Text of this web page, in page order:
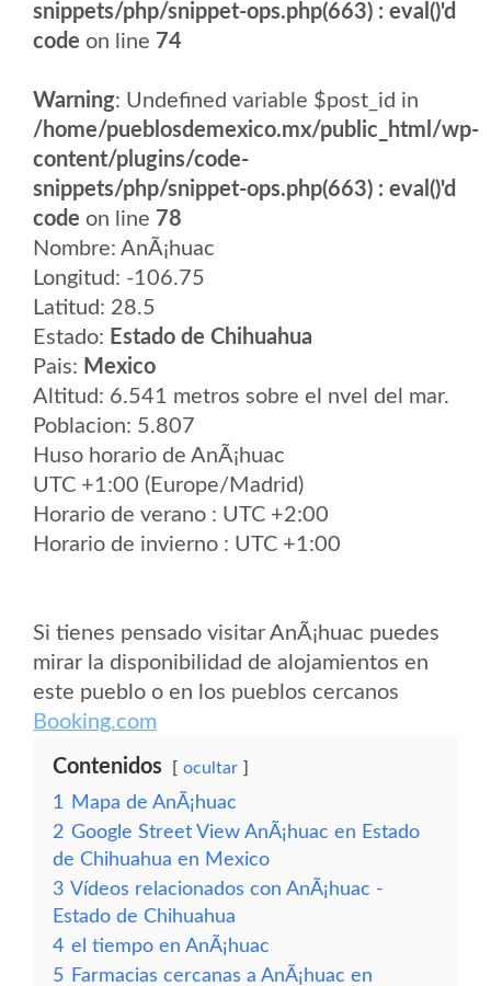
snippets/php/snippet-ops.php(663) : eval()'d
code on line 74
Warning: Undefined variable $post_id in
/home/pueblosdemexico.mx/public_html/wp-
content/plugins/code-
snippets/php/snippet-ops.php(663) : eval()'d
code on line 78
Nombre: AnÃ¡huac
Longitud: -106.75
Latitud: 28.5
Estado: Estado de Chihuahua
Pais: Mexico
Altitud: 6.541 metros sobre el nvel del mar.
Poblacion: 5.807
Huso horario de AnÃ¡huac
UTC +1:00 (Europe/Madrid)
Horario de verano : UTC +2:00
Horario de invierno : UTC +1:00
Si tienes pensado visitar AnÃ¡huac puedes
mirar la disponibilidad de alojamientos en
este pueblo o en los pueblos cercanos
Booking.com
Contenidos ocultar
1
Mapa de AnÃ¡huac
2 Google Street View AnÃ¡huac en Estado
de Chihuahua en Mexico
3 Vídeos relacionados con AnÃ¡huac -
Estado de Chihuahua
4 el tiempo en AnÃ¡huac
5 Farmacias cercanas a AnÃ¡huac en